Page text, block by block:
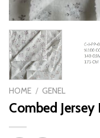
HOME / GENEL
Combed